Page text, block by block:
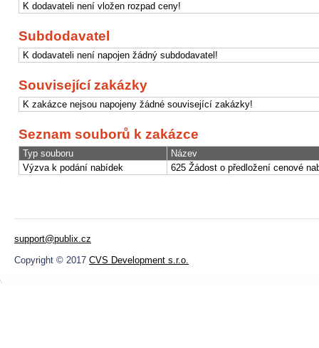
K dodavateli není vložen rozpad ceny!
Subdodavatel
K dodavateli není napojen žádný subdodavatel!
Související zakázky
K zakázce nejsou napojeny žádné související zakázky!
Seznam souborů k zakázce
Typ souboru
Název
Výzva k podání nabídek
625 Žádost o předložení cenové
support@publix.cz
Copyright © 2017 CVS Development s.r.o.